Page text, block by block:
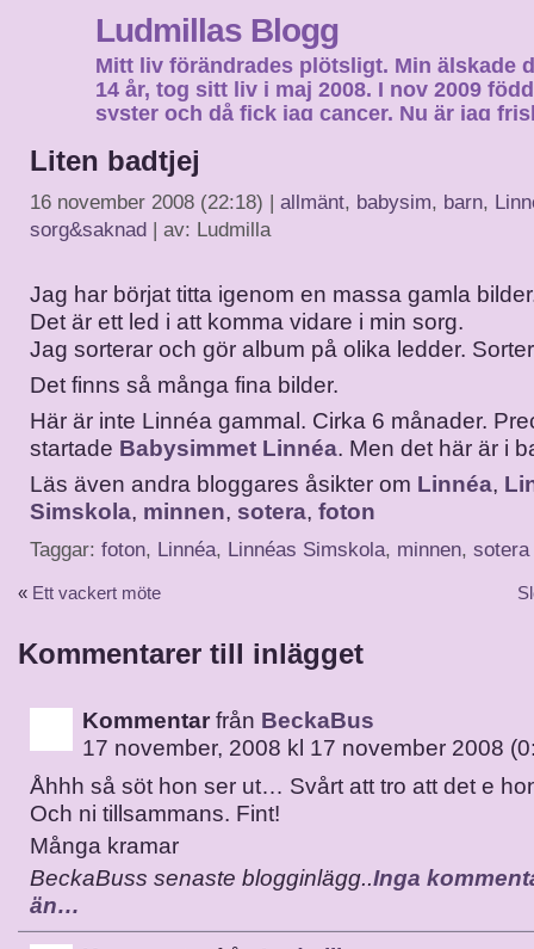
Ludmillas Blogg
Mitt liv förändrades plötsligt. Min älskade
14 år, tog sitt liv i maj 2008. I nov 2009
syster och då fick jag cancer. Nu är jag
Liten badtjej
16 november 2008 (22:18) | allmänt, babysim, barn,
sorg&saknad | av: Ludmilla
Jag har börjat titta igenom en massa gamla
Det är ett led i att komma vidare i min sorg.
Jag sorterar och gör album på olika ledder.
Det finns så många fina bilder.
Här är inte Linnéa gammal. Cirka 6 månader.
startade Babysimmet Linnéa. Men det här är i
Läs även andra bloggares åsikter om Linnéa,
Simskola, minnen, sotera, foton
Taggar: foton, Linnéa, Linnéas Simskola, minnen, sotera
« Ett vackert möte
Kommentarer till inlägget
Kommentar från BeckaBus
17 november, 2008 kl 17 november 2008
Åhhh så söt hon ser ut… Svårt att tro att det e
Och ni tillsammans. Fint!
Många kramar
BeckaBuss senaste blogginlägg..Inga
än…